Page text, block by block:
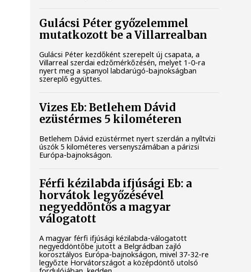
Gulácsi Péter győzelemmel
mutatkozott be a Villarrealban
Gulácsi Péter kezdőként szerepelt új csapata, a
Villarreal szerdai edzőmérkőzésén, melyet 1-0-ra
nyert meg a spanyol labdarúgó-bajnokságban
szereplő együttes.
Vizes Eb: Betlehem Dávid
ezüstérmes 5 kilométeren
Betlehem Dávid ezüstérmet nyert szerdán a nyíltvízi
úszók 5 kilométeres versenyszámában a párizsi
Európa-bajnokságon.
Férfi kézilabda ifjúsági Eb: a
horvátok legyőzésével
negyeddöntős a magyar
válogatott
A magyar férfi ifjúsági kézilabda-válogatott
negyeddöntőbe jutott a Belgrádban zajló
korosztályos Európa-bajnokságon, mivel 37-32-re
legyőzte Horvátországot a középdöntő utolsó